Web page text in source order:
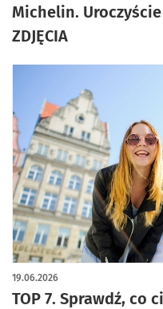
Michelin.
ZDJĘCIA
TOP 7. Sprawdź, co
19.06.2026